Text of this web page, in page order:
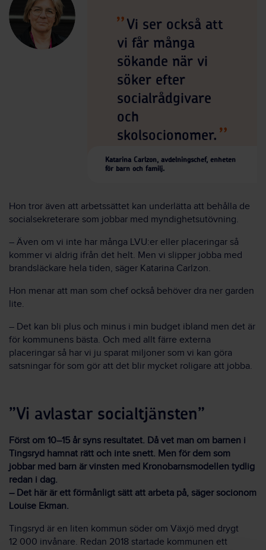
Vi ser också att
vi får många
sökande när vi
söker efter
socialrådgivare
och
skolsocionomer.
Katarina Carlzon, avdelningschef, enheten
för barn och familj.
Hon tror även att arbetssättet kan underlätta att behålla de
socialsekreterare som jobbar med myndighetsutövning.
– Även om vi inte har många LVU:er eller placeringar så
kommer vi aldrig ifrån det helt. Men vi slipper jobba med
brandsläckare hela tiden, säger Katarina Carlzon.
Hon menar att man som chef också behöver dra ner garden
lite.
– Det kan bli plus och minus i min budget ibland men det är
för kommunens bästa. Och med allt färre externa
placeringar så har vi ju sparat miljoner som vi kan göra
satsningar för som gör att det blir mycket roligare att jobba.
”Vi avlastar socialtjänsten”
Först om 10–15 år syns resultatet. Då vet man om barnen i
Tingsryd hamnat rätt och inte snett. Men för dem som
jobbar med barn är vinsten med Kronobarnsmodellen tydlig
redan i dag.
– Det här är ett förmånligt sätt att arbeta på, säger socionom
Louise Ekman.
Tingsryd är en liten kommun söder om Växjö med drygt
12 000 invånare. Redan 2018 startade kommunen ett